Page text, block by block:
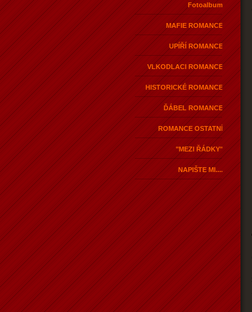
Fotoalbum
MAFIE ROMANCE
UPÍŘÍ ROMANCE
VLKODLACI ROMANCE
HISTORICKÉ ROMANCE
ĎÁBEL ROMANCE
ROMANCE OSTATNÍ
"MEZI ŘÁDKY"
NAPIŠTE MI....